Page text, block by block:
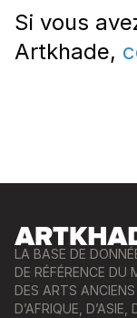
Si vous
Artkhade,
LA BASE DE
DE RÉFÉRENCE DU
DES ARTS ANCIENS
D’AFRIQUE, D’ASIE,